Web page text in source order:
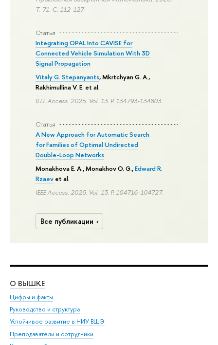
Т. 71. С. 112-127.
Статья
Integrating OPAL Into CAVISE for
Connected Vehicle Simulation With 3D
Signal Propagation
Vitaly G. Stepanyants, Mkrtchyan G. A.,
Rakhimullina V. E. et al.
IEEE Access. 2025. Vol. 13. P. 134793-134803.
Статья
A New Approach for Automatic Search
for Families of Optimal Undirected
Double-Loop Networks
Monakhova E. A., Monakhov O. G.,Edward R.
Rzaev et al.
IEEE Access. 2025. Vol. 13. P. 104716-104727.
Все публикации
О ВЫШКЕ
Цифры и факты
Руководство и структура
Устойчивое развитие в НИУ ВШЭ
Преподаватели и сотрудники